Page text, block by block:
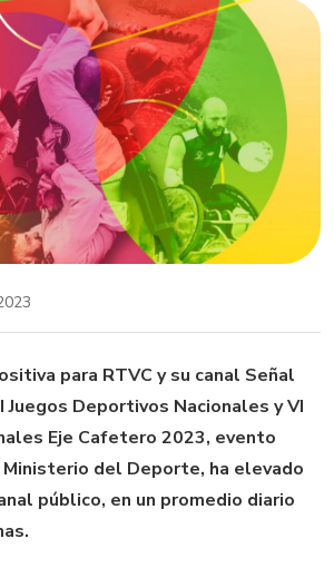
para RTVC y su canal Señal
Juegos Deportivos Nacionales y VI
Eje Cafetero 2023, evento
del Deporte, ha elevado
público, en un promedio diario